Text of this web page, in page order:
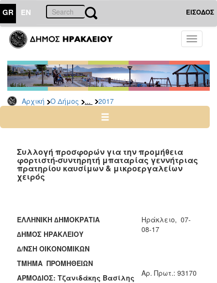
GR EN ΕΙΣΟΔΟΣ
Toggle
Αρχική Ο Δήμος ... 2017
ΔΗΜΟΣ
Διακηρύξεις
-
Δημοπρασίες
Αρχείο
2025
2023
2022
Συλλογή προσφορών για την προμήθεια
φορτιστή-συντηρητή μπαταρίας γεννήτριας
πρατηρίου καυσίμων & μικροεργαλείων
χειρός
ΕΛΛΗΝΙΚΗ ∆ΗΜΟΚΡΑΤΙΑ
∆ΗΜΟΣ ΗΡΑΚΛΕΙΟΥ
∆/ΝΣΗ ΟΙΚΟΝΟΜΙΚΩΝ
ΤΜΗΜΑ ΠΡΟΜΗΘΕΙΩΝ
ΑΡΜΟ∆ΙΟΣ: Τζανιδάκης Βασίλης
Ηράκλειο, 07-
08-17
Aρ. Πρωτ.: 93170